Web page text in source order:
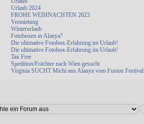
Urlaub 2024
FROHE WEIHNACHTEN 2023
Vermietung
Winterurlaub
Fotoboxen in Alanya?
Die ultimative Fotobox-Erfahrung im Urlaub!
Die ultimative Fotobox-Erfahrung im Urlaub!
Tax Free
Spedition/Frächter nach Wien gesucht
Virginia SUCHT Michi aus Alanya vom Fusion Festival